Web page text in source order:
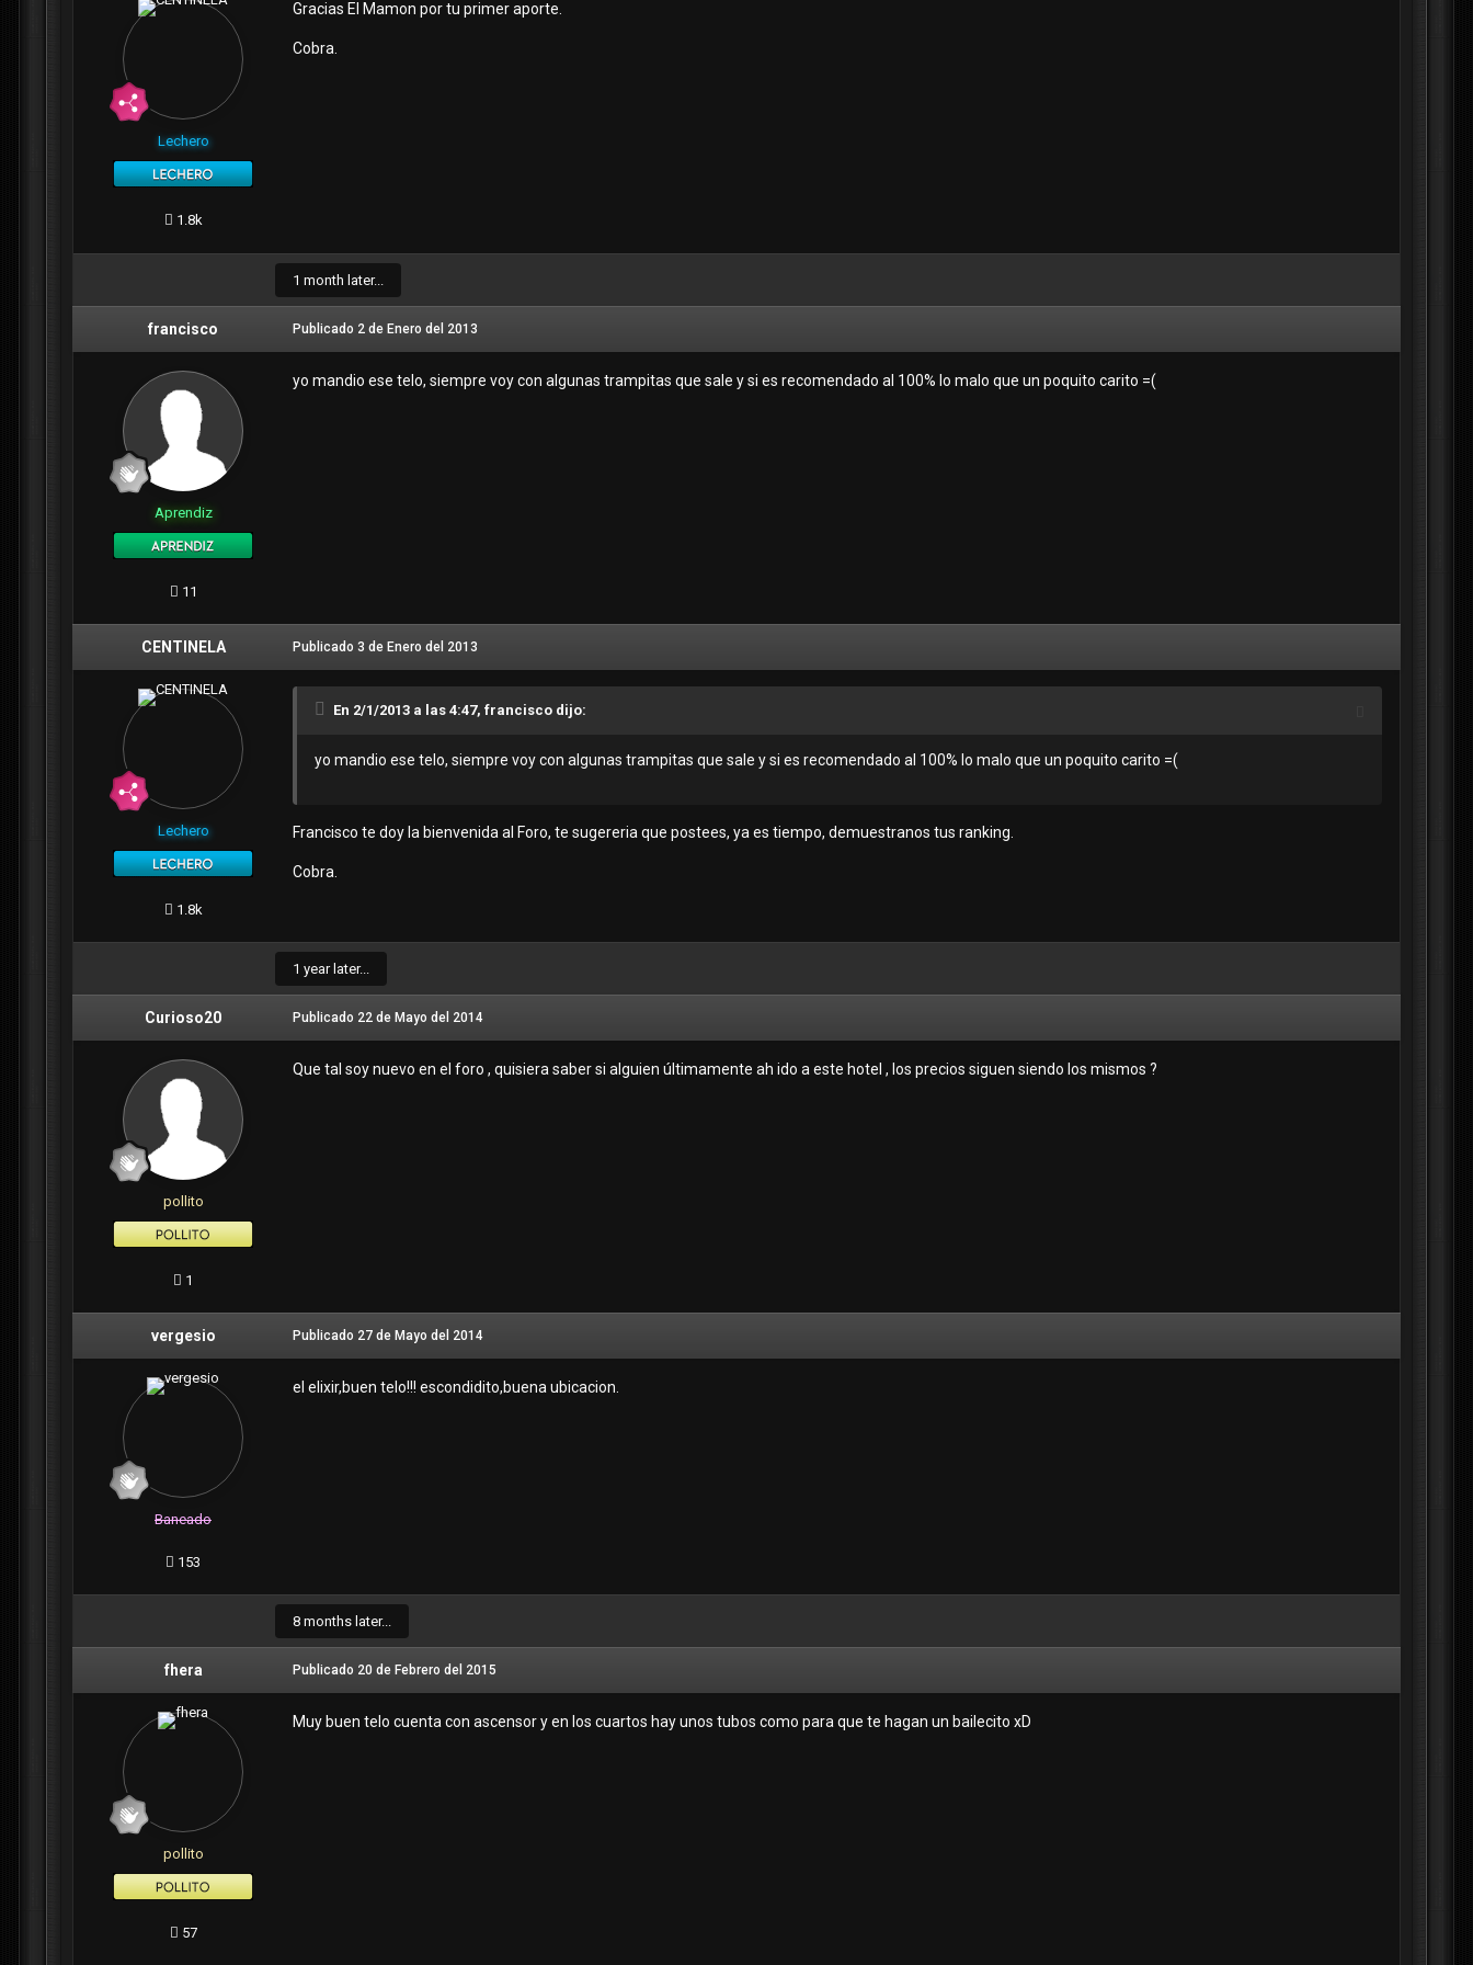
Lechero
1.8k
Gracias El Mamon por tu primer aporte.
Cobra.
1 month later...
francisco
Aprendiz
11
Publicado 2 de Enero del 2013
yo mandio ese telo, siempre voy con algunas trampitas que sale y si es recomendado al 100% lo malo que un poquito carito =(
CENTINELA
Lechero
1.8k
Publicado 3 de Enero del 2013
En 2/1/2013 a las 4:47, francisco dijo:
yo mandio ese telo, siempre voy con algunas trampitas que sale y si es recomendado al 100% lo malo que un poquito carito =(
Francisco te doy la bienvenida al Foro, te sugereria que postees, ya es tiempo, demuestranos tus ranking.
Cobra.
1 year later...
Curioso20
pollito
1
Publicado 22 de Mayo del 2014
Que tal soy nuevo en el foro , quisiera saber si alguien últimamente ah ido a este hotel , los precios siguen siendo los mismos ?
vergesio
Baneado
153
Publicado 27 de Mayo del 2014
el elixir,buen telo!!! escondidito,buena ubicacion.
8 months later...
fhera
pollito
57
Publicado 20 de Febrero del 2015
Muy buen telo cuenta con ascensor y en los cuartos hay unos tubos como para que te hagan un bailecito xD